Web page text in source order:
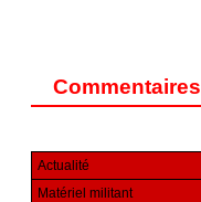
Commentaires
Actualité
Matériel militant